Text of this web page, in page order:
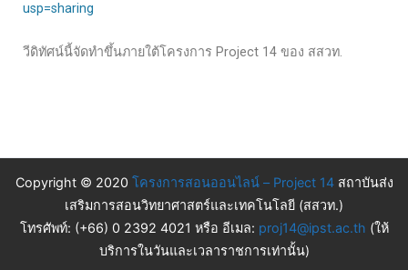
usp=sharing
วีดิทัศน์นี้จัดทำขึ้นภายใต้โครงการ Project 14 ของ สสวท.
Copyright © 2020 โครงการสอนออนไลน์ – Project 14สถาบันส่ง
เสริมการสอนวิทยาศาสตร์และเทคโนโลยี (สสวท.)
โทรศัพท์: (+66) 0 2392 4021 หรือ อีเมล: proj14@ipst.ac.th (ให้
บริการในวันและเวลาราชการเท่านั้น)